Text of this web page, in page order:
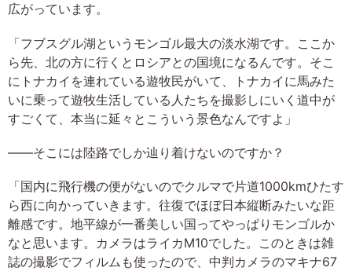
広がっています。
「フブスグル湖というモンゴル最大の淡水湖です。ここか
ら先、北の方に行くとロシアとの国境になるんです。そこ
にトナカイを連れている遊牧民がいて、トナカイに馬みた
いに乗って遊牧生活している人たちを撮影しにいく道中が
すごくて、本当に延々とこういう景色なんですよ」
――そこには陸路でしか辿り着けないのですか？
「国内に飛行機の便がないのでクルマで片道1000kmひたす
ら西に向かっていきます。往復でほぼ日本縦断みたいな距
離感です。地平線が一番美しい国ってやっぱりモンゴルか
なと思います。カメラはライカM10でした。このときは雑
誌の撮影でフィルムも使ったので、中判カメラのマキナ67